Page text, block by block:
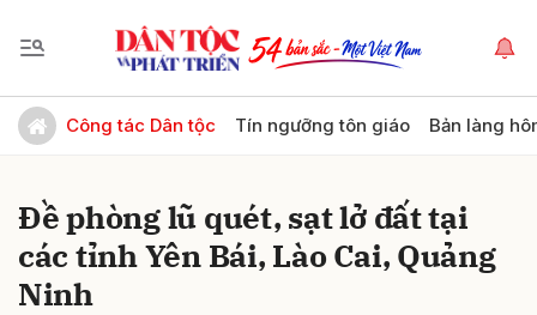
Công tác Dân tộc Tín ngưỡng tôn giáo Bản làng
Đề phòng lũ quét, sạt lở đất tại
các tỉnh Yên Bái, Lào Cai, Quảng
Ninh
Gửi bình luận